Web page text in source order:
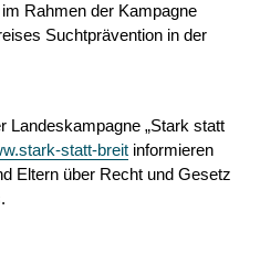
Rahmen der Kampagne
Suchtprävention in der
Landeskampagne „Stark statt
statt-breit informieren
Eltern über Recht und Gesetz